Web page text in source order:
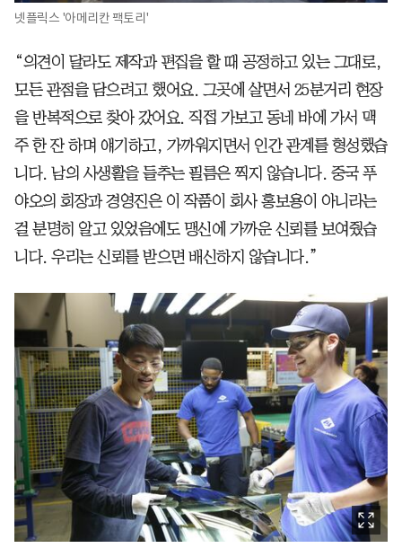
넷플릭스 '아메리칸 팩토리'
“의견이 달라도 제작과 편집을 할 때 공정하고 있는 그대로,
모든 관점을 담으려고 했어요. 그곳에 살면서 25분거리 현장
을 반복적으로 찾아 갔어요. 직접 가보고 동네 바에 가서 맥
주 한 잔 하며 얘기하고, 가까워지면서 인간 관계를 형성했습
니다. 남의 사생활을 들추는 필름은 찍지 않습니다. 중국 푸
야오의 회장과 경영진은 이 작품이 회사 홍보용이 아니라는
걸 분명히 알고 있었음에도 맹신에 가까운 신뢰를 보여줬습
니다. 우리는 신뢰를 받으면 배신하지 않습니다.”